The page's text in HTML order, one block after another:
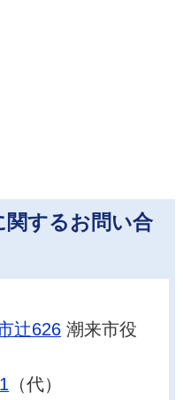
関するお問い合
辻626 潮来市役
（代）